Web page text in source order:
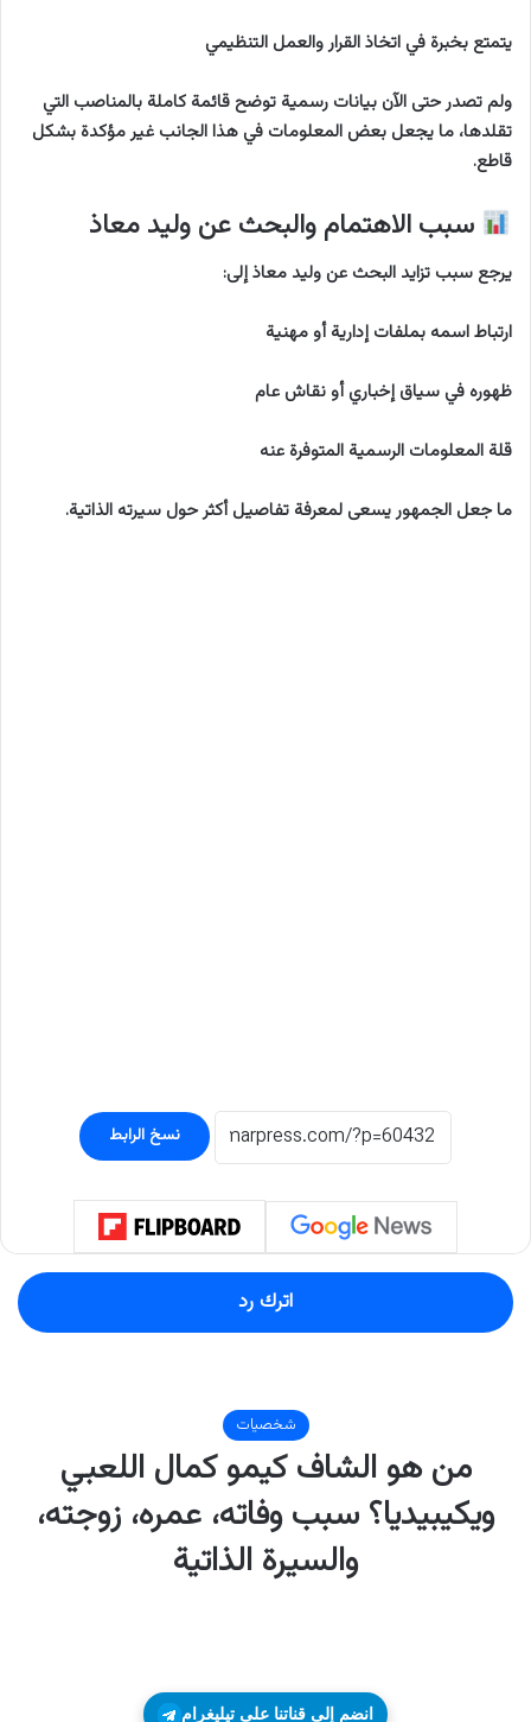
يتمتع بخبرة في اتخاذ القرار والعمل التنظيمي
ولم تصدر حتى الآن بيانات رسمية توضح قائمة كاملة بالمناصب التي
تقلدها، ما يجعل بعض المعلومات في هذا الجانب غير مؤكدة بشكل
قاطع.
سبب الاهتمام والبحث عن وليد معاذ
يرجع سبب تزايد البحث عن وليد معاذ إلى:
ارتباط اسمه بملفات إدارية أو مهنية
ظهوره في سياق إخباري أو نقاش عام
قلة المعلومات الرسمية المتوفرة عنه
ما جعل الجمهور يسعى لمعرفة تفاصيل أكثر حول سيرته الذاتية.
نسخ الرابط
اترك رد
انضم إلى قناتنا على تيليغرام